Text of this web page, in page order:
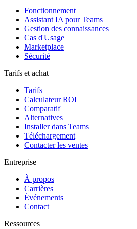
Fonctionnement
Assistant IA pour Teams
Gestion des connaissances
Cas d'Usage
Marketplace
Sécurité
Tarifs et achat
Tarifs
Calculateur ROI
Comparatif
Alternatives
Installer dans Teams
Téléchargement
Contacter les ventes
Entreprise
À propos
Carrières
Événements
Contact
Ressources